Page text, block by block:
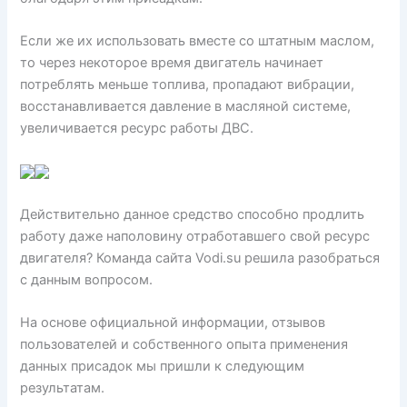
Если же их использовать вместе со штатным маслом,
то через некоторое время двигатель начинает
потреблять меньше топлива, пропадают вибрации,
восстанавливается давление в масляной системе,
увеличивается ресурс работы ДВС.
Действительно данное средство способно продлить
работу даже наполовину отработавшего свой ресурс
двигателя? Команда сайта Vodi.su решила разобраться
с данным вопросом.
На основе официальной информации, отзывов
пользователей и собственного опыта применения
данных присадок мы пришли к следующим
результатам.